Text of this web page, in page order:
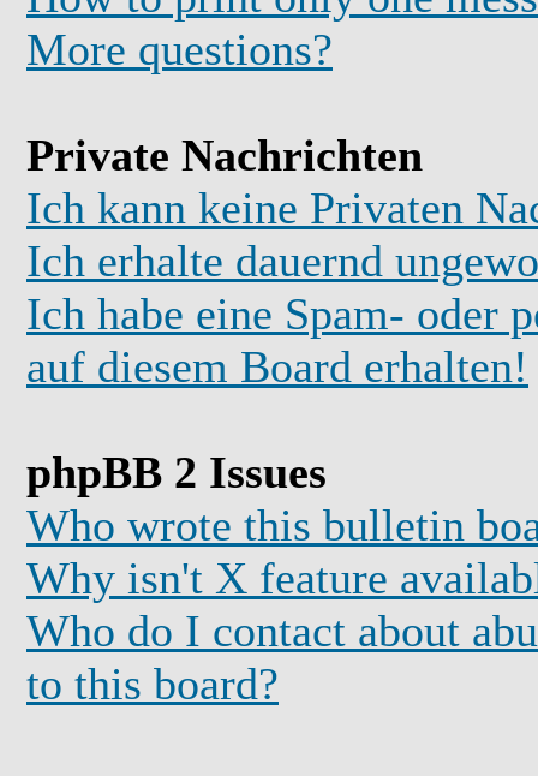
More questions?
Private Nachrichten
Ich kann keine Privaten
Ich erhalte dauernd
Ich habe eine Spam- oder
auf diesem Board erhalten!
phpBB 2 Issues
Who wrote this bulletin
Why isn't X feature
Who do I contact about
to this board?